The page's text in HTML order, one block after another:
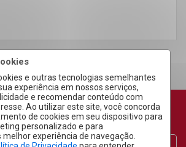
e outras tecnologias semelhantes
experiência em nossos serviços,
e recomendar conteúdo com
Ao utilizar este site, você concorda
de cookies em seu dispositivo para
personalizado e para
experiência de navegação.